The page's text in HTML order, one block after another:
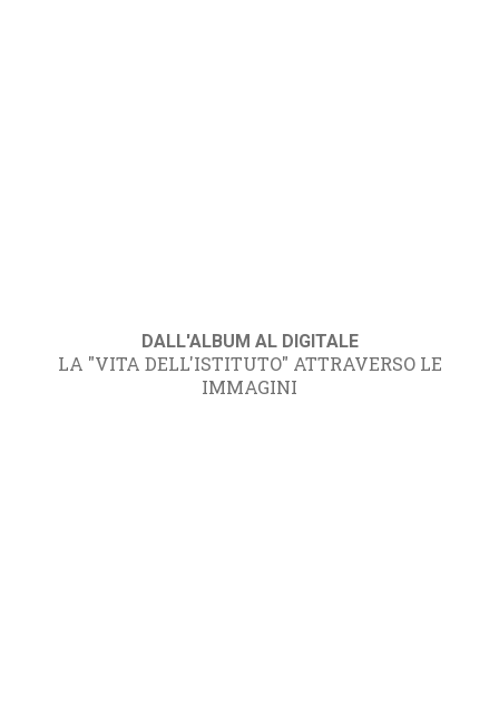
DALL'ALBUM AL DIGITALE
LA "VITA DELL'ISTITUTO" ATTRAVERSO LE
IMMAGINI